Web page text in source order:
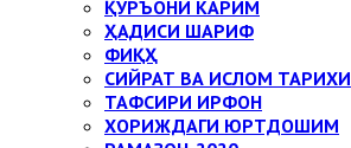
ҚУРЪОНИ КАРИМ
ҲАДИСИ ШАРИФ
ФИҚҲ
СИЙРАТ ВА ИСЛОМ ТАРИХИ
ТАФСИРИ ИРФОН
ХОРИЖДАГИ ЮРТДОШИМ